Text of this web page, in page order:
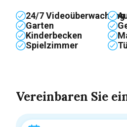
24/7 Videoüberwachung
Garten
Kinderbecken
Spielzimmer
Vereinbaren Sie